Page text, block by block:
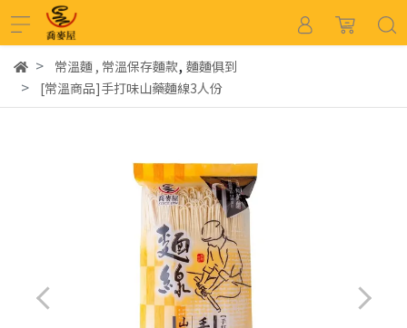
常溫麵, 常溫保存麵款, 麵麵俱到
[常溫商品]手打味山藥麵線3人份